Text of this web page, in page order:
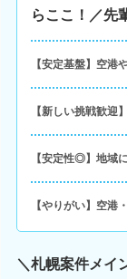
らここ！／先
【安定基盤】空港
【新しい挑戦歓迎
【安定性◎】地域
【やりがい】空港
＼札幌案件メイ